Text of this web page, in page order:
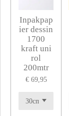
Inpakpap
ier dessin
1700
kraft uni
rol
200mtr
€ 69,95